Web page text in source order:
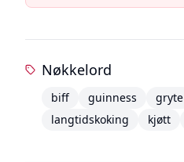
Nøkkelord
biff guinness gryte
langtidskoking
kjøtt